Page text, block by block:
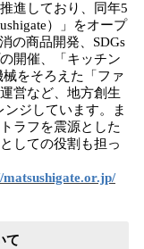
進しており、同年5
）」をオープ
の商品開発、SDGs
開催、「キッチン
をそろえた「ファ
営など、地方創生
ンジしています。ま
ラフを震源とした
しての役割も担っ
matsushigate.or.jp/
て